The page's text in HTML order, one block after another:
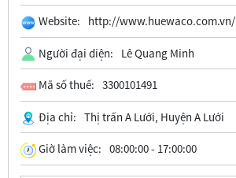
Website: http://www.huewaco.com.vn/
Người đại diện: Lê Quang Minh
Mã số thuế: 3300101491
Địa chỉ: Thị trấn A Lưới, Huyện A Lưới
Giờ làm việc: 08:00:00 - 17:00:00